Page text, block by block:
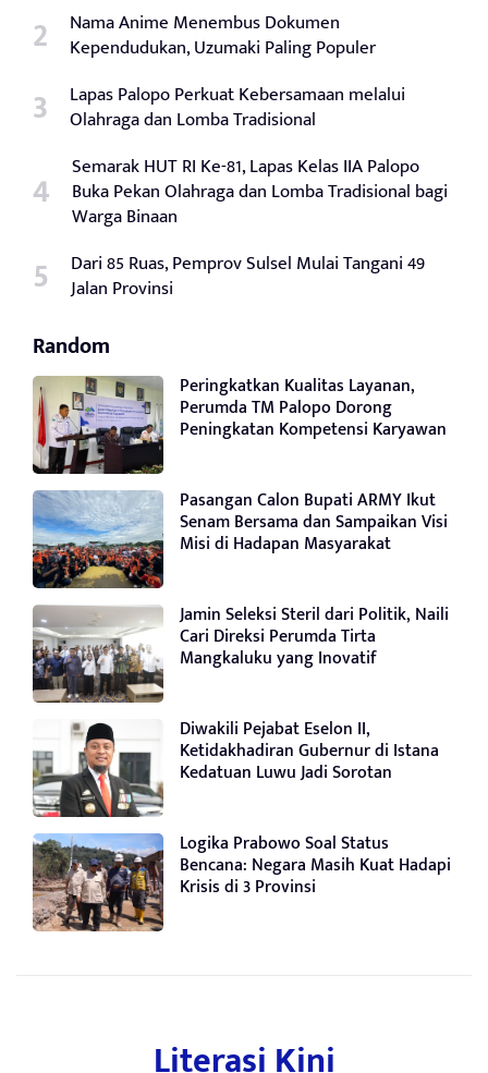
Nama Anime Menembus Dokumen
Kependudukan, Uzumaki Paling Populer
Lapas Palopo Perkuat Kebersamaan melalui
Olahraga dan Lomba Tradisional
Semarak HUT RI Ke-81, Lapas Kelas IIA Palopo
Buka Pekan Olahraga dan Lomba Tradisional bagi
Warga Binaan
Dari 85 Ruas, Pemprov Sulsel Mulai Tangani 49
Jalan Provinsi
Random
Peringkatkan Kualitas Layanan,
Perumda TM Palopo Dorong
Peningkatan Kompetensi Karyawan
Pasangan Calon Bupati ARMY Ikut
Senam Bersama dan Sampaikan Visi
Misi di Hadapan Masyarakat
Jamin Seleksi Steril dari Politik, Naili
Cari Direksi Perumda Tirta
Mangkaluku yang Inovatif
Diwakili Pejabat Eselon II,
Ketidakhadiran Gubernur di Istana
Kedatuan Luwu Jadi Sorotan
Logika Prabowo Soal Status
Bencana: Negara Masih Kuat Hadapi
Krisis di 3 Provinsi